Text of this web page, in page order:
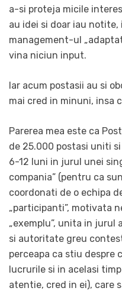
a-si proteja micile
au idei si doar iau notite,
management-ul
vina niciun input.
Iar acum postasii au si
mai cred in minuni, insa
Parerea mea este ca
de 25.000 postasi uniti
6-12 luni in jurul unei
compania” (pentru ca
coordonati de o echipa
„participanti”, motivata
„exemplu”, unita in
si autoritate greu
perceapa ca stiu despre
lucrurile si in acelasi
atentie, cred in ei), care